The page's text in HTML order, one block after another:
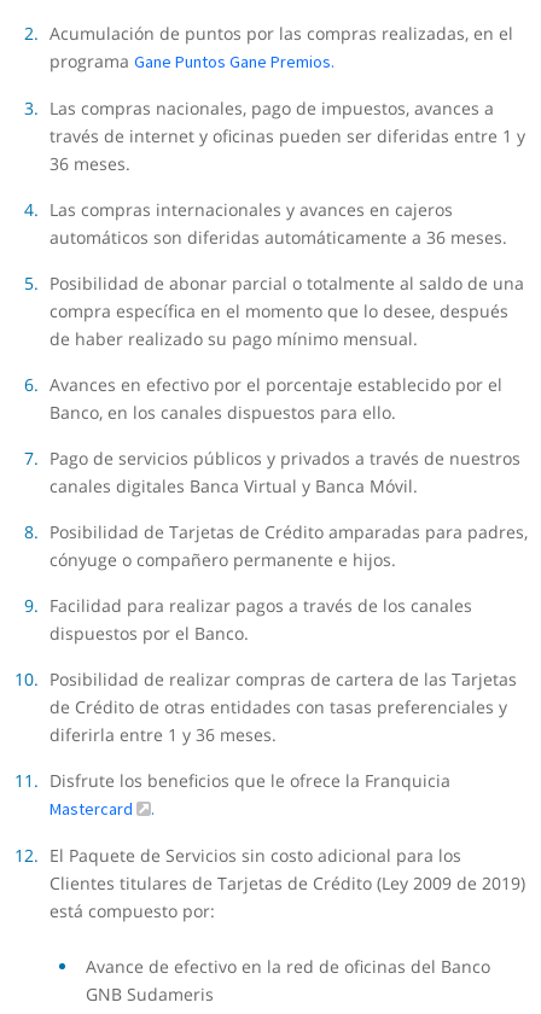
Acumulación de puntos por las compras realizadas, en el
programa Gane Puntos Gane Premios.
Las compras nacionales, pago de impuestos, avances a
través de internet y oficinas pueden ser diferidas entre 1 y
36 meses.
Las compras internacionales y avances en cajeros
automáticos son diferidas automáticamente a 36 meses.
Posibilidad de abonar parcial o totalmente al saldo de una
compra específica en el momento que lo desee, después
de haber realizado su pago mínimo mensual.
Avances en efectivo por el porcentaje establecido por el
Banco, en los canales dispuestos para ello.
Pago de servicios públicos y privados a través de nuestros
canales digitales Banca Virtual y Banca Móvil.
Posibilidad de Tarjetas de Crédito amparadas para padres,
cónyuge o compañero permanente e hijos.
Facilidad para realizar pagos a través de los canales
dispuestos por el Banco.
Posibilidad de realizar compras de cartera de las Tarjetas
de Crédito de otras entidades con tasas preferenciales y
diferirla entre 1 y 36 meses.
Disfrute los beneficios que le ofrece la Franquicia
Mastercard .
El Paquete de Servicios sin costo adicional para los
Clientes titulares de Tarjetas de Crédito (Ley 2009 de 2019)
está compuesto por:
Avance de efectivo en la red de oficinas del Banco
GNB Sudameris